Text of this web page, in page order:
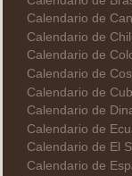
Calendario de
Calendario de
Calendario de
Calendario de
Calendario de
Calendario de
Calendario de
Calendario de El
Calendario de